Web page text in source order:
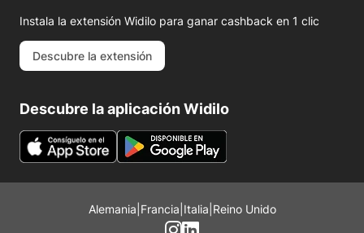
Instala la extensión Widilo para ganar cashback en 1 clic
Descubre la extensión
Descubre la aplicación Widilo
Alemania Francia Italia Reino Unido